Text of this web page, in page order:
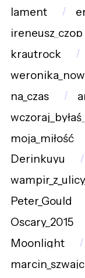
lament
ireneusz_czop
krautrock
na_czas
moja_miłość
Derinkuyu
Peter_Gould
Oscary_2015
Moonlight